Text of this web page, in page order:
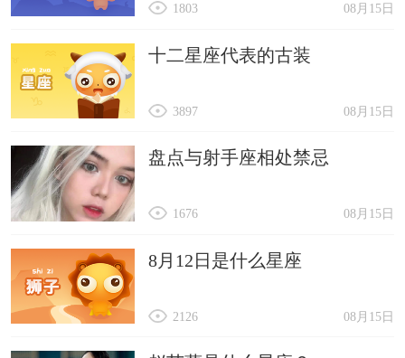
08月15日
1803
十二星座代表的古装
08月15日
3897
盘点与射手座相处禁忌
08月15日
1676
8月12日是什么星座
08月15日
2126